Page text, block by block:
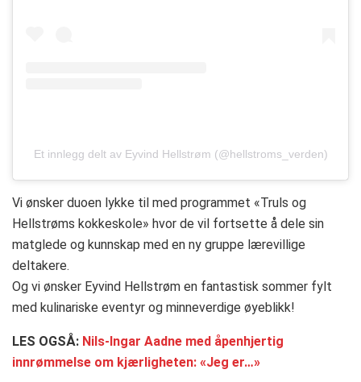
Et innlegg delt av Eyvind Hellstrøm (@hellstroms_verden)
Vi ønsker duoen lykke til med programmet «Truls og
Hellstrøms kokkeskole» hvor de vil fortsette å dele sin
matglede og kunnskap med en ny gruppe lærevillige
deltakere.
Og vi ønsker Eyvind Hellstrøm en fantastisk sommer fylt
med kulinariske eventyr og minneverdige øyeblikk!
LES OGSÅ: Nils-Ingar Aadne med åpenhjertig
innrømmelse om kjærligheten: «Jeg er…»